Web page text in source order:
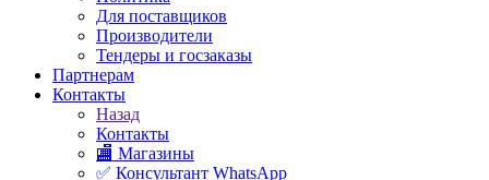
Для поставщиков
Производители
Тендеры и госзаказы
Партнерам
Контакты
Назад
Контакты
🏬 Магазины
✅️ Консультант WhatsApp